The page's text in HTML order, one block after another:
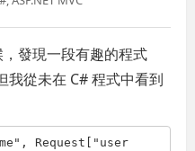
發現一段有趣的程式
我從未在 C# 程式中看到
, Request[
"user